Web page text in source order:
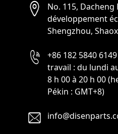
No. 115, Dacheng
développement
Shengzhou,
+86 182 5840
travail : du lundi
8 h 00 à 20 h 00
Pékin : GMT+8)